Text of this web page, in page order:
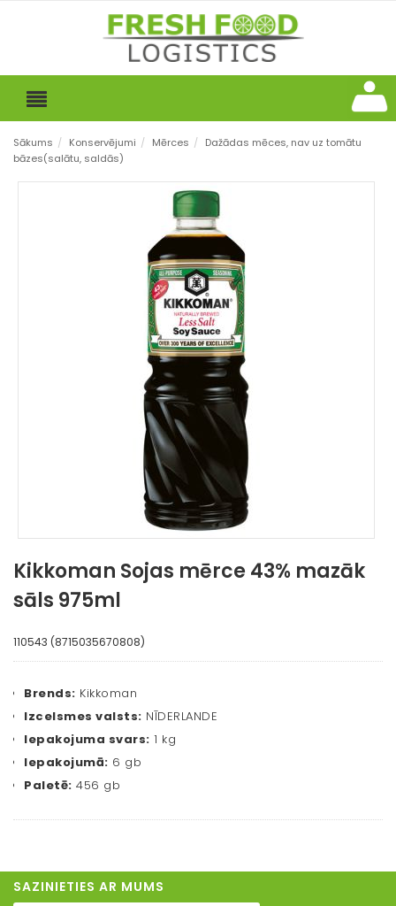
Sākums / Konservējumi / Mērces / Dažādas mēces, nav uz tomātu
bāzes(salātu, saldās)
Kikkoman Sojas mērce 43% mazāk
sāls 975ml
110543 (8715035670808)
Brends: Kikkoman
Izcelsmes valsts: NĪDERLANDE
Iepakojuma svars: 1 kg
Iepakojumā: 6 gb
Paletē: 456 gb
SAZINIETIES AR MUMS